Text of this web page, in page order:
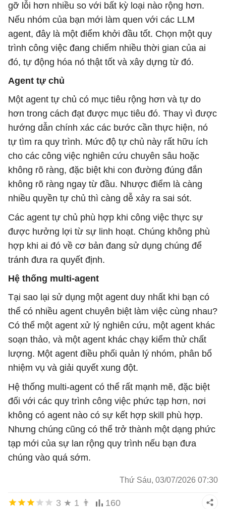
gỡ lỗi hơn nhiều so với bất kỳ loại nào rộng hơn.
Nếu nhóm của bạn mới làm quen với các LLM
agent, đây là một điểm khởi đầu tốt. Chọn một quy
trình công việc đang chiếm nhiều thời gian của ai
đó, tự động hóa nó thật tốt và xây dựng từ đó.
Agent tự chủ
Một agent tự chủ có mục tiêu rộng hơn và tự do
hơn trong cách đạt được mục tiêu đó. Thay vì được
hướng dẫn chính xác các bước cần thực hiện, nó
tự tìm ra quy trình. Mức độ tự chủ này rất hữu ích
cho các công việc nghiên cứu chuyên sâu hoặc
không rõ ràng, đặc biệt khi con đường đúng đắn
không rõ ràng ngay từ đầu. Nhược điểm là càng
nhiều quyền tự chủ thì càng dễ xảy ra sai sót.
Các agent tự chủ phù hợp khi công việc thực sự
được hưởng lợi từ sự linh hoạt. Chúng không phù
hợp khi ai đó về cơ bản đang sử dụng chúng để
tránh đưa ra quyết định.
Hệ thống multi-agent
Tại sao lại sử dụng một agent duy nhất khi bạn có
thể có nhiều agent chuyên biệt làm việc cùng nhau?
Có thể một agent xử lý nghiên cứu, một agent khác
soạn thảo, và một agent khác chạy kiểm thử chất
lượng. Một agent điều phối quản lý nhóm, phân bổ
nhiệm vụ và giải quyết xung đột.
Hệ thống multi-agent có thể rất mạnh mẽ, đặc biệt
đối với các quy trình công việc phức tạp hơn, nơi
không có agent nào có sự kết hợp skill phù hợp.
Nhưng chúng cũng có thể trở thành một dạng phức
tạp mới của sự lan rộng quy trình nếu bạn đưa
chúng vào quá sớm.
Thứ Sáu, 03/07/2026 07:30
3 ★ 1 👨 160